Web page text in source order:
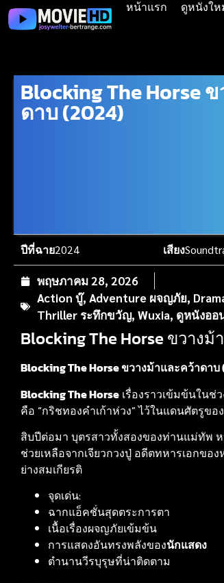
หน้าแรก ดูหนังให
Blocking The Horse
ดาบ (2024)
ปีที่ฉาย2024 เสียง
พฤษภาคม 28, 2026
Action บู๊, Adventure ผจญภัย,
Thriller ระทึกขวัญ, Wuxia, ดูหนังออ
Blocking The Horse ขวาง
Blocking The Horse ขวางม้าและคว้าดาบ
Blocking The Horse เรื่องราวเข้มข้นใน
คือ “กริชทองคำเก้าห่วง” ไว้ในแดนศัตรูขอ
สิบปีต่อมา บุตรสาวทั้งสองของท่านแม่ทัพ ห
ช่วยเหลือจากเจียวกวงปู่ อดีตทหารเอกข
ย่างสมเกียรติ
จุดเด่น:
ฉากแอ็คชั่นสุดตระการตา
เนื้อเรื่องผจญภัยเข้มข้น
การแสดงอันทรงพลังของนักแสดง
ตำนานวีรบุรุษที่น่าติดตาม